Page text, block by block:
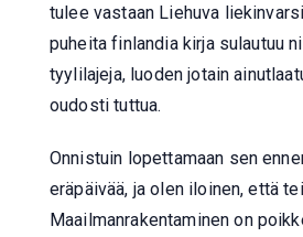
tulee vastaan Liehuva
puheita finlandia kirja​ sulautuu
tyylilajeja, luoden jotain
oudosti tuttua.
Onnistuin lopettamaan sen
eräpäivää, ja olen iloinen, että
Maailmanrakentaminen on